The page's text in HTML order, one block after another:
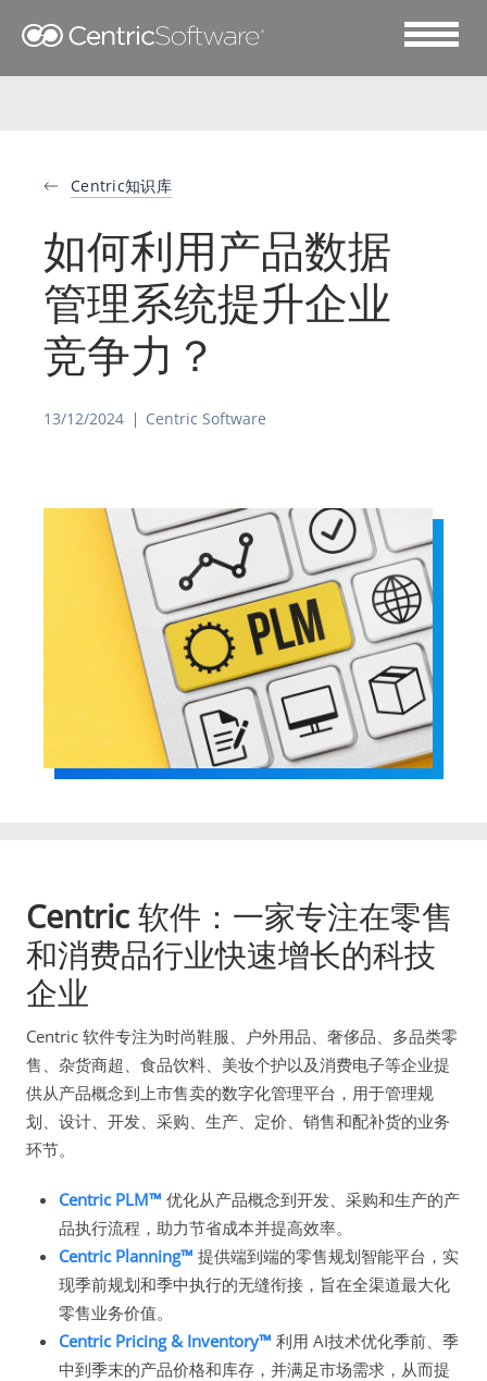
Centric知识库
如何利用产品数据
管理系统提升企业
竞争力？
13/12/2024 Centric Software
Centric 软件：一家专注在零售
和消费品行业快速增长的科技
企业
Centric 软件专注为时尚鞋服、户外用品、奢侈品、多品类零
售、杂货商超、食品饮料、美妆个护以及消费电子等企业提
供从产品概念到上市售卖的数字化管理平台，用于管理规
划、设计、开发、采购、生产、定价、销售和配补货的业务
环节。
Centric PLM™ 优化从产品概念到开发、采购和生产的产
品执行流程，助力节省成本并提高效率。
Centric Planning™ 提供端到端的零售规划智能平台，实
现季前规划和季中执行的无缝衔接，旨在全渠道最大化
零售业务价值。
Centric Pricing & Inventory™ 利用 AI技术优化季前、季
中到季末的产品价格和库存，并满足市场需求，从而提